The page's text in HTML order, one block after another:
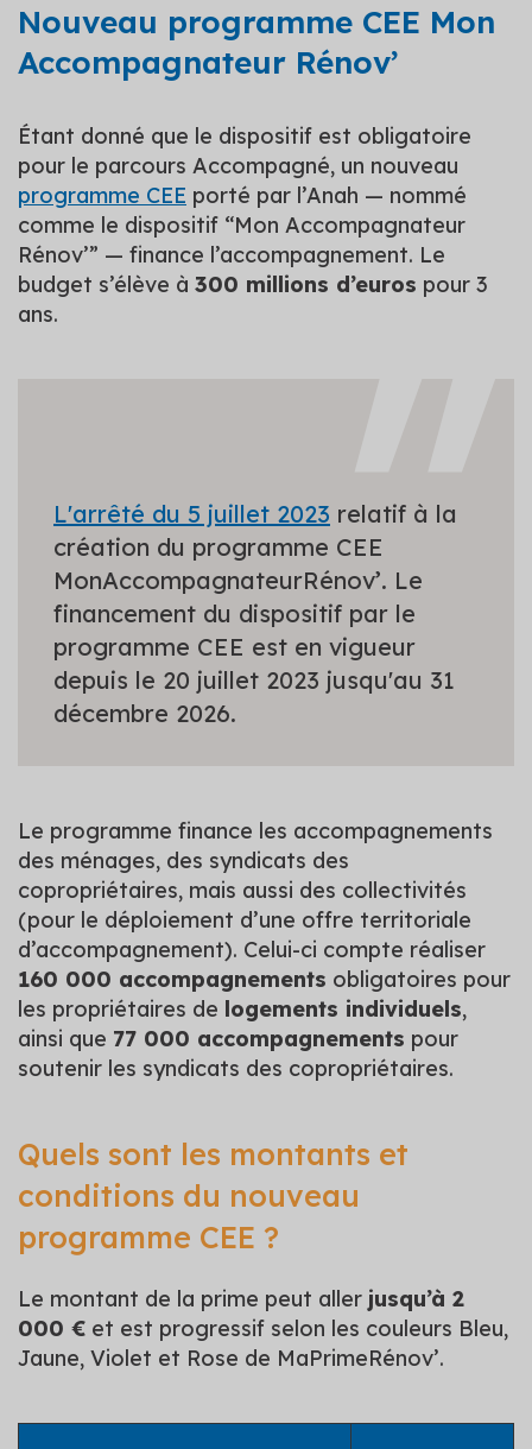
Nouveau programme CEE Mon
Accompagnateur Rénov’
Étant donné que le dispositif est obligatoire
pour le parcours Accompagné, un nouveau
programme CEE porté par l’Anah — nommé
comme le dispositif “Mon Accompagnateur
Rénov’” — finance l’accompagnement. Le
budget s’élève à 300 millions d’euros pour 3
ans.
L'arrêté du 5 juillet 2023 relatif à la
création du programme CEE
MonAccompagnateurRénov’. Le
financement du dispositif par le
programme CEE est en vigueur
depuis le 20 juillet 2023 jusqu'au 31
décembre 2026.
Le programme finance les accompagnements
des ménages, des syndicats des
copropriétaires, mais aussi des collectivités
(pour le déploiement d’une offre territoriale
d’accompagnement). Celui-ci compte réaliser
160 000 accompagnements obligatoires pour
les propriétaires de logements individuels,
ainsi que 77 000 accompagnements pour
soutenir les syndicats des copropriétaires.
Quels sont les montants et
conditions du nouveau
programme CEE ?
Le montant de la prime peut aller jusqu’à 2
000 € et est progressif selon les couleurs Bleu,
Jaune, Violet et Rose de MaPrimeRénov’.